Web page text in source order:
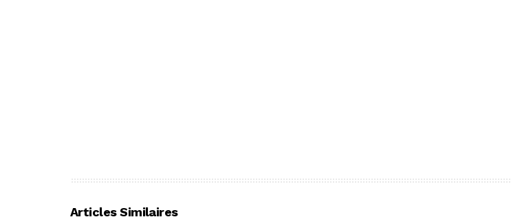
Articles Similaires